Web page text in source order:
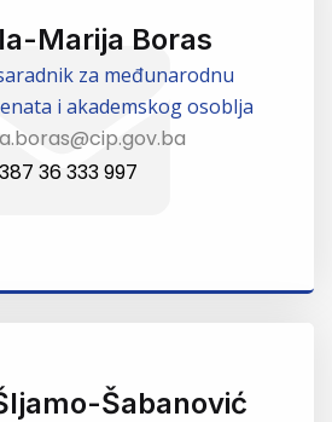
Marija Boras
za međunarodnu
i akademskog osoblja
36 333 997
Šabanović